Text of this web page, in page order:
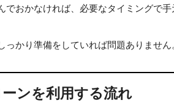
でおかなければ、必要なタイミングで
っかり準備をしていれば問題ありません。
ンを利用する流れ